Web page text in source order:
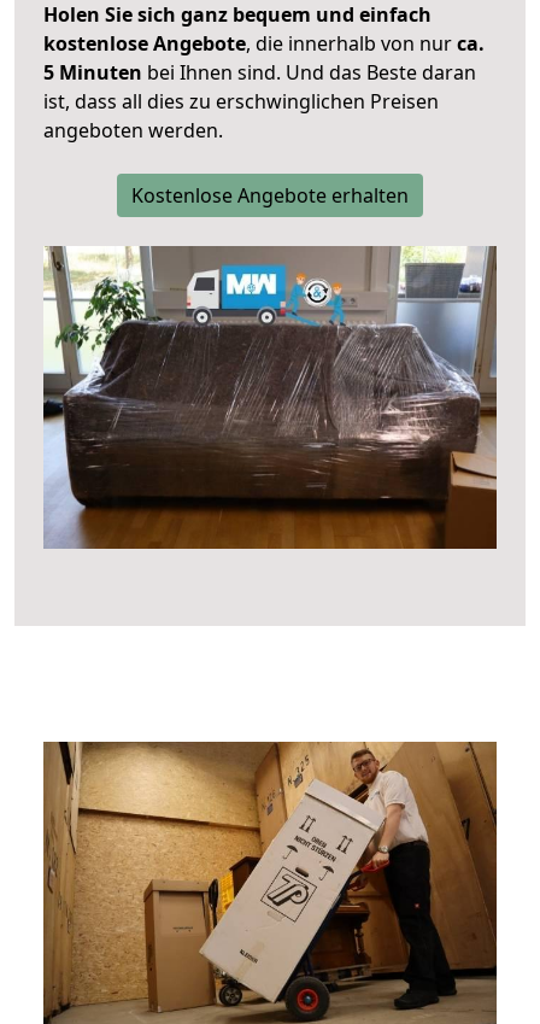
Holen Sie sich ganz bequem und einfach
kostenlose Angebote, die innerhalb von nurca.
5 Minuten bei Ihnen sind. Und das Beste daran
ist, dass all dies zu erschwinglichen Preisen
angeboten werden.
Kostenlose Angebote erhalten